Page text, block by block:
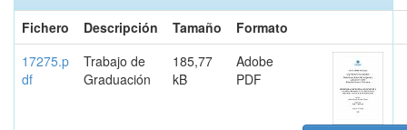
Fichero
Descripción Tamaño
Formato
17275.p
df
Trabajo de
Graduación
185,77
kB
Adobe
PDF